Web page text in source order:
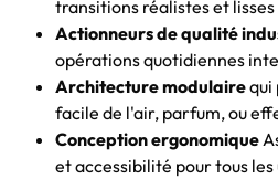
transitions réalistes et lisses
Actionneurs de qualité
opérations quotidiennes
Architecture modulairequi
facile de l'air, parfum, ou
Conception ergonomique
et accessibilité pour tous